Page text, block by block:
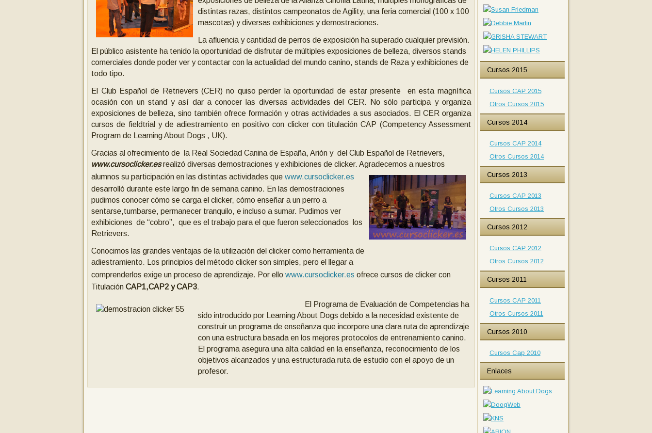
distintas razas, distintos campeonatos de Agility, una feria comercial (100 x 100
mascotas) y diversas exhibiciones y demostraciones.
La afluencia y cantidad de perros de exposición ha superado cualquier previsión.
El público asistente ha tenido la oportunidad de disfrutar de múltiples exposiciones de belleza, diversos stands
comerciales donde poder ver y contactar con la actualidad del mundo canino, stands de Raza y exhibiciones de
todo tipo.
El Club Español de Retrievers (CER) no quiso perder la oportunidad de estar presente en esta magnífica
ocasión con un stand y así dar a conocer las diversas actividades del CER. No sólo participa y organiza
exposiciones de belleza, sino también ofrece formación y otras actividades a sus asociados. El CER organiza
cursos de fieldtrial y de adiestramiento en positivo con clicker con titulación CAP (Competency Assessment
Program de Learning About Dogs , UK).
Gracias al ofrecimiento de la Real Sociedad Canina de España, Arión y del Club Español de Retrievers,
www.cursoclicker.esrealizó diversas demostraciones y exhibiciones de clicker. Agradecemos a nuestros
alumnos su participación en las distintas actividades que www.cursoclicker.es
desarrolló durante este largo fin de semana canino. En las demostraciones
pudimos conocer cómo se carga el clicker, cómo enseñar a un perro a
sentarse,tumbarse, permanecer tranquilo, e incluso a sumar. Pudimos ver
exhibiciones de “cobro”, que es el trabajo para el que fueron seleccionados los
Retrievers.
Conocimos las grandes ventajas de la utilización del clicker como herramienta de
adiestramiento. Los principios del método clicker son simples, pero el llegar a
comprenderlos exige un proceso de aprendizaje. Por ello www.cursoclicker.es ofrece cursos de clicker con
Titulación CAP1,CAP2 y CAP3.
El Programa de Evaluación de Competencias ha
sido introducido por Learning About Dogs debido a la necesidad existente de
construir un programa de enseñanza que incorpore una clara ruta de aprendizaje
con una estructura basada en los mejores protocolos de entrenamiento canino.
El programa asegura una alta calidad en la enseñanza, reconocimiento de los
objetivos alcanzados y una estructurada ruta de estudio con el apoyo de un
profesor.
Cursos 2015
Cursos CAP 2015
Otros Cursos 2015
Cursos 2014
Cursos CAP 2014
Otros Cursos 2014
Cursos 2013
Cursos CAP 2013
Otros Cursos 2013
Cursos 2012
Cursos CAP 2012
Otros Cursos 2012
Cursos 2011
Cursos CAP 2011
Otros Cursos 2011
Cursos 2010
Cursos Cap 2010
Enlaces